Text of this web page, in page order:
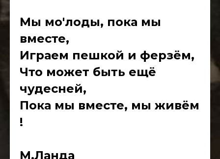
Мы мо'лоды, пока мы
вместе,
Играем пешкой и ферзём,
Что может быть ещё
чудесней,
Пока мы вместе, мы живём
!
М.Ланда